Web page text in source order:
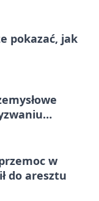
pokazać, jak
w
do aresztu